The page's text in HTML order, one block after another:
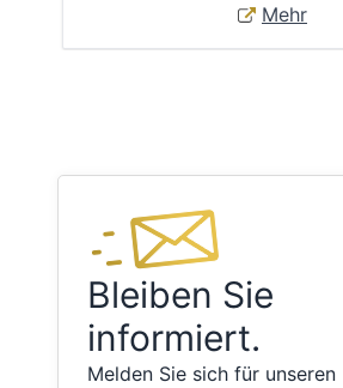
Mehr
Bleiben Sie
informiert.
Melden Sie sich für unseren